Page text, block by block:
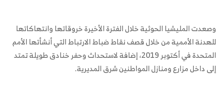
وصعدت المليشيا الحوثية خلال الفترة الأخيرة خروقاتها وانتهاكاتها
للهدنة الأممية من خلال قصف نقاط ضباط الارتباط التي أنشأتها الأمم
المتحدة في أكتوبر 2019، إضافة لاستحداث وحفر خنادق طويلة تمتد
إلى داخل مزارع ومنازل المواطنين شرق المديرية.